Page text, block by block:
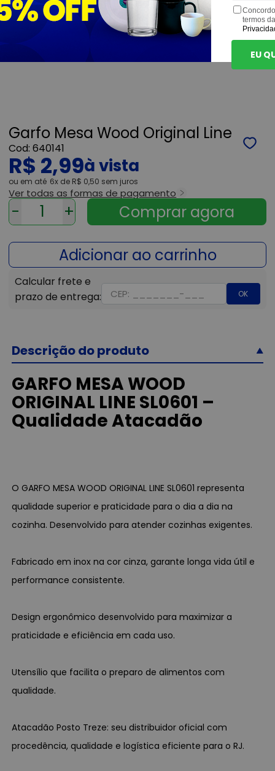
Garfo Mesa Wood Original Line
640141
R$ 2,99
ou 6x de R$ 0,50 sem juros
Ver todas as formas de pagamento
- +
OK
Descrição do produto
GARFO MESA WOOD
ORIGINAL LINE SL0601 –
Qualidade Atacadão
O GARFO MESA WOOD ORIGINAL LINE SL0601 representa
qualidade superior e praticidade para o dia a dia na
cozinha. Desenvolvido para atender cozinhas exigentes.
Fabricado em inox na cor cinza, garante longa vida útil e
performance consistente.
Design ergonômico desenvolvido para maximizar a
praticidade e eficiência em cada uso.
Utensílio que facilita o preparo de alimentos com
qualidade.
Atacadão Posto Treze: seu distribuidor oficial com
procedência, qualidade e logística eficiente para o RJ.
termos
EU